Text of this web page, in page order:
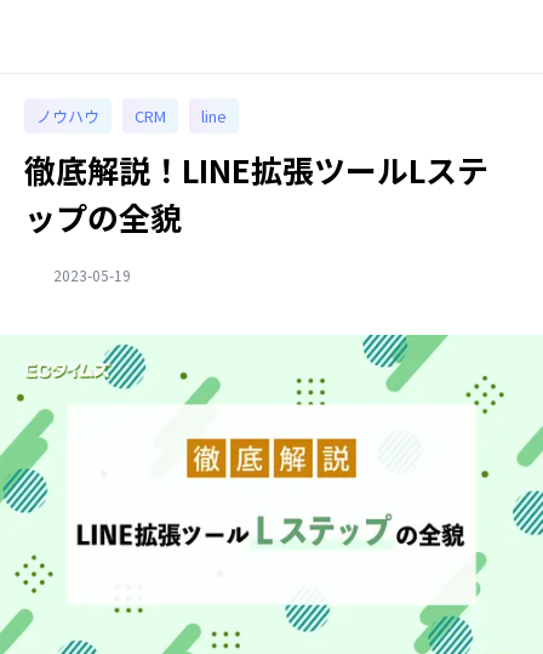
ノウハウ CRM line
徹底解説！LINE拡張ツールLステ
ップの全貌
2023-05-19